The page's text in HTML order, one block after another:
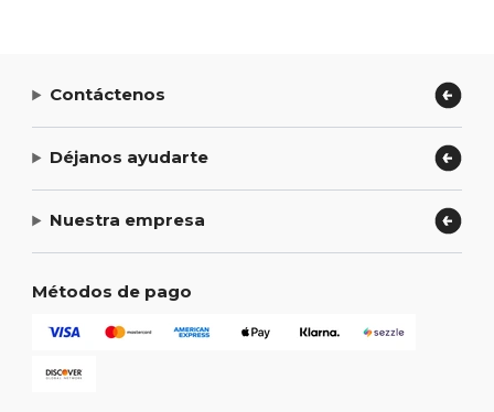
Contáctenos
Déjanos ayudarte
Nuestra empresa
Métodos de pago